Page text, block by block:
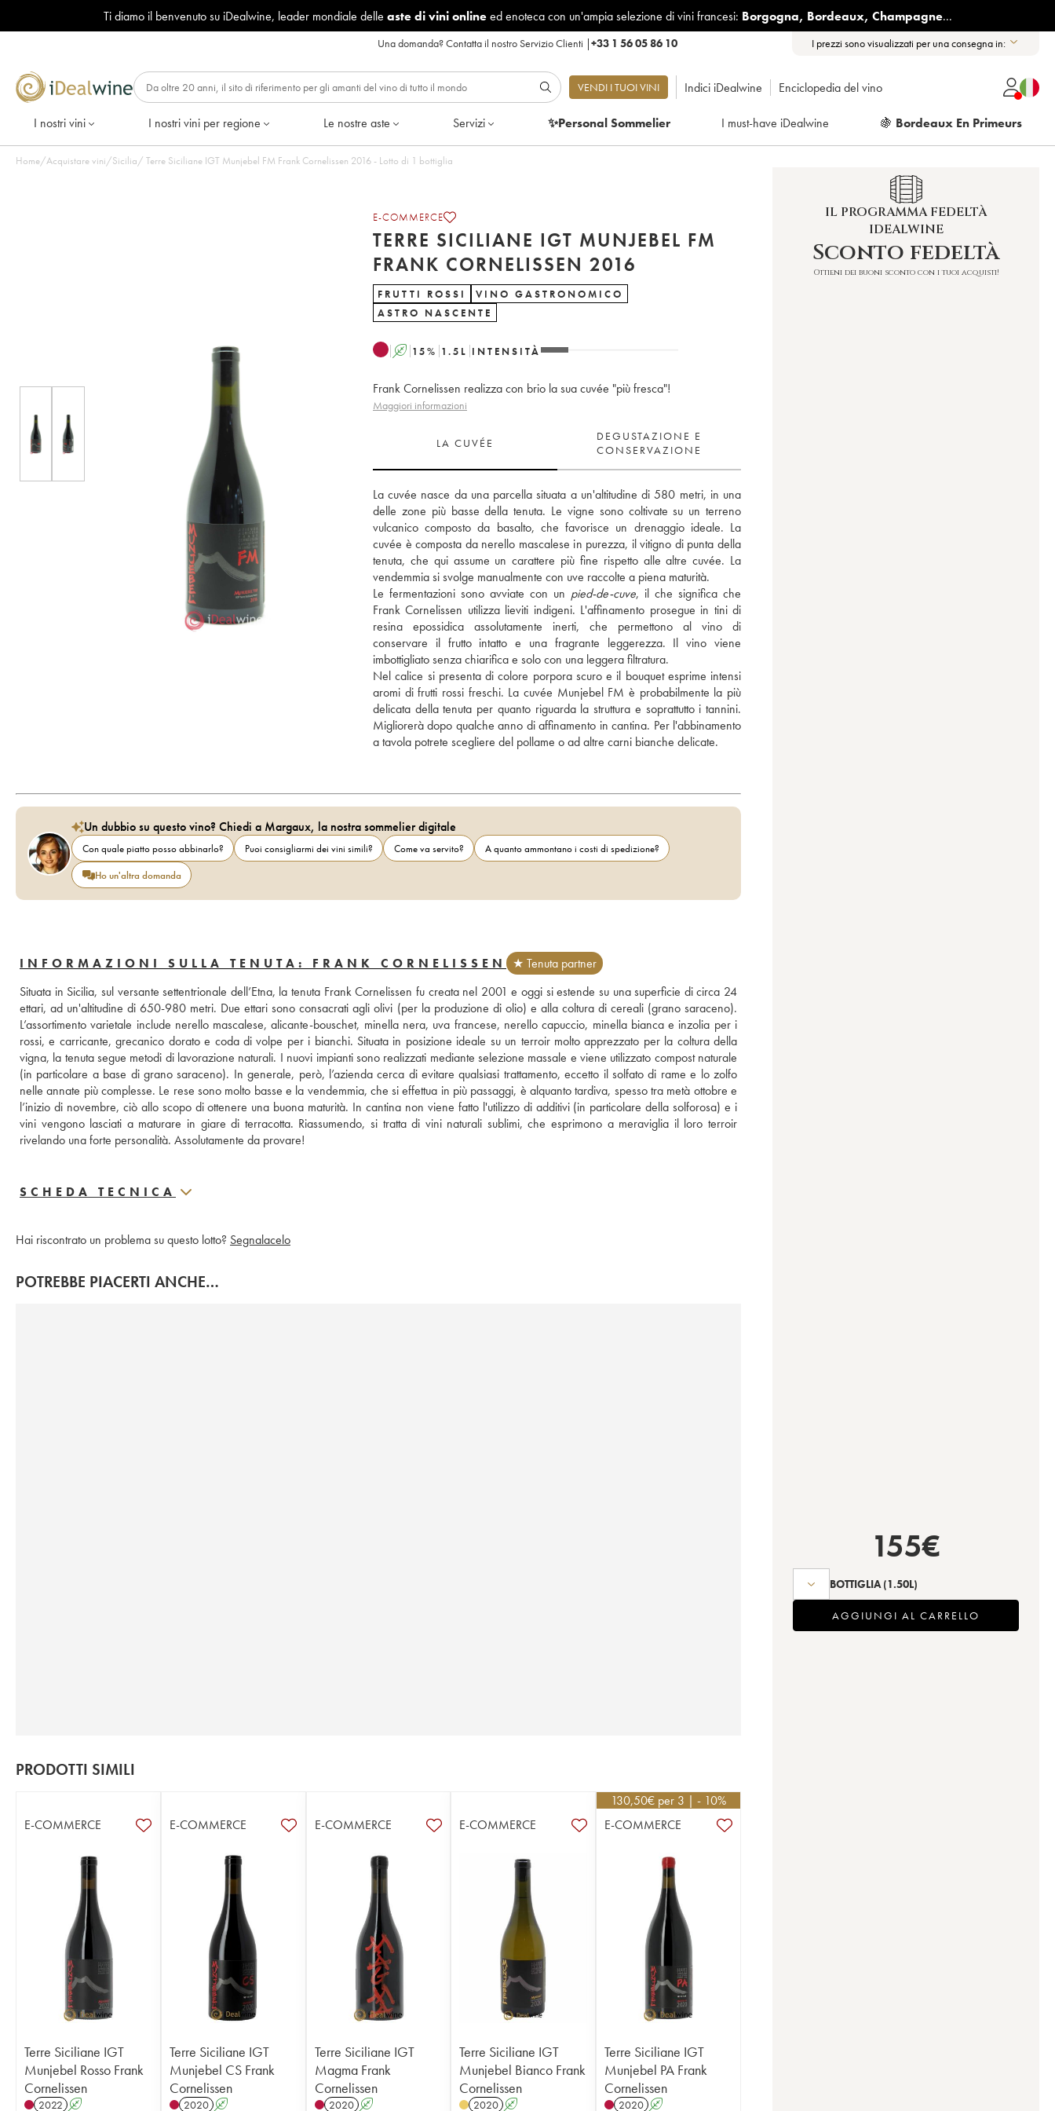
Ti diamo il benvenuto su iDealwine, leader mondiale delle aste di vini onlineed enoteca con un'ampia selezione di vini francesi: Borgogna, Bordeaux, Champagne...
Una domanda?Contatta il nostro Servizio Clienti |+33 1 56 05 86 10 I prezzi sono visualizzati per una consegna in:
VENDI I TUOI VINI Indici iDealwine Enciclopedia del vino
I nostri vini I nostri vini per regione Le nostre aste Servizi ✨Personal Sommelier I must-have iDealwine 🍇 Bordeaux En Primeurs
Home/Acquistare vini/Sicilia/ Terre Siciliane IGT Munjebel FM Frank Cornelissen 2016 - Lotto di 1 bottiglia
E-COMMERCE
TERRE SICILIANE IGT MUNJEBEL FM
FRANK CORNELISSEN 2016
FRUTTI ROSSI
VINO GASTRONOMICO
ASTRO NASCENTE
A 15% 1.5 L INTENSITÀ
Frank Cornelissen realizza con brio la sua cuvée "più fresca"!
Maggiori informazioni
LA CUVÉE
DEGUSTAZIONE E
CONSERVAZIONE
La cuvée nasce da una parcella situata a un'altitudine di 580 metri, in una
delle zone più basse della tenuta. Le vigne sono coltivate su un terreno
vulcanico composto da basalto, che favorisce un drenaggio ideale. La
cuvée è composta da nerello mascalese in purezza, il vitigno di punta della
tenuta, che qui assume un carattere più fine rispetto alle altre cuvée. La
vendemmia si svolge manualmente con uve raccolte a piena maturità.
Le fermentazioni sono avviate con un pied-de-cuve, il che significa che
Frank Cornelissen utilizza lieviti indigeni. L'affinamento prosegue in tini di
resina epossidica assolutamente inerti, che permettono al vino di
conservare il frutto intatto e una fragrante leggerezza. Il vino viene
imbottigliato senza chiarifica e solo con una leggera filtratura.
Nel calice si presenta di colore porpora scuro e il bouquet esprime intensi
aromi di frutti rossi freschi. La cuvée Munjebel FM è probabilmente la più
delicata della tenuta per quanto riguarda la struttura e soprattutto i tannini.
Migliorerà dopo qualche anno di affinamento in cantina. Per l'abbinamento
a tavola potrete scegliere del pollame o ad altre carni bianche delicate.
Un dubbio su questo vino? Chiedi a Margaux, la nostra sommelier digitale
Con quale piatto posso abbinarlo? Puoi consigliarmi dei vini simili? Come va servito?
A quanto ammontano i costi di spedizione?
Ho un'altra domanda
INFORMAZIONI SULLA TENUTA: FRANK CORNELISSEN
★ Tenuta partner
Situata in Sicilia, sul versante settentrionale dell’Etna, la tenuta Frank Cornelissen fu creata nel 2001 e oggi si estende su una superficie di circa 24
ettari, ad un'altitudine di 650-980 metri. Due ettari sono consacrati agli olivi (per la produzione di olio) e alla coltura di cereali (grano saraceno).
L’assortimento varietale include nerello mascalese, alicante-bouschet, minella nera, uva francese, nerello capuccio, minella bianca e inzolia per i
rossi, e carricante, grecanico dorato e coda di volpe per i bianchi. Situata in posizione ideale su un terroir molto apprezzato per la coltura della
vigna, la tenuta segue metodi di lavorazione naturali. I nuovi impianti sono realizzati mediante selezione massale e viene utilizzato compost naturale
(in particolare a base di grano saraceno). In generale, però, l’azienda cerca di evitare qualsiasi trattamento, eccetto il solfato di rame e lo zolfo
nelle annate più complesse. Le rese sono molto basse e la vendemmia, che si effettua in più passaggi, è alquanto tardiva, spesso tra metà ottobre e
l’inizio di novembre, ciò allo scopo di ottenere una buona maturità. In cantina non viene fatto l'utilizzo di additivi (in particolare della solforosa) e i
vini vengono lasciati a maturare in giare di terracotta. Riassumendo, si tratta di vini naturali sublimi, che esprimono a meraviglia il loro terroir
rivelando una forte personalità. Assolutamente da provare!
SCHEDA TECNICA
Hai riscontrato un problema su questo lotto? Segnalacelo
POTREBBE PIACERTI ANCHE…
PRODOTTI SIMILI
E-COMMERCE
Terre Siciliane IGT
Munjebel Rosso Frank
Cornelissen
2022 A
E-COMMERCE
Terre Siciliane IGT
Munjebel CS Frank
Cornelissen
2020 A
E-COMMERCE
Terre Siciliane IGT
Magma Frank
Cornelissen
2020 A
E-COMMERCE
Terre Siciliane IGT
Munjebel Bianco Frank
Cornelissen
2020 A
130,50€ per 3 | - 10%
E-COMMERCE
Terre Siciliane IGT
Munjebel PA Frank
Cornelissen
2020 A
IL PROGRAMMA FEDELTÀ
IDEALWINE
Sconto fedeltà
Ottieni dei buoni sconto con i tuoi acquisti!
155€
BOTTIGLIA (1.50L)
AGGIUNGI AL CARRELLO